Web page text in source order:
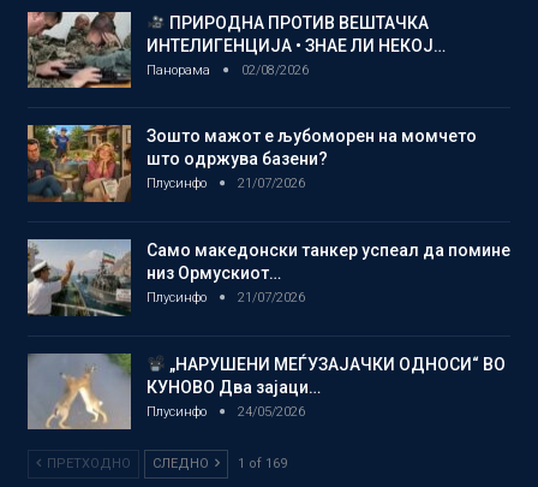
ПРИРОДНА ПРОТИВ ВЕШТАЧКА
ИНТЕЛИГЕНЦИЈА • ЗНАЕ ЛИ НЕКОЈ…
Панорама 02/08/2026
Зошто мажот е љубоморен на момчето
што одржува базени?
Плусинфо 21/07/2026
Само македонски танкер успеал да помине
низ Ормускиот…
Плусинфо 21/07/2026
„НАРУШЕНИ МЕЃУЗАЈАЧКИ ОДНОСИ“ ВО
КУНОВО Два зајаци…
Плусинфо 24/05/2026
ПРЕТХОДНО СЛЕДНО 1 of 169